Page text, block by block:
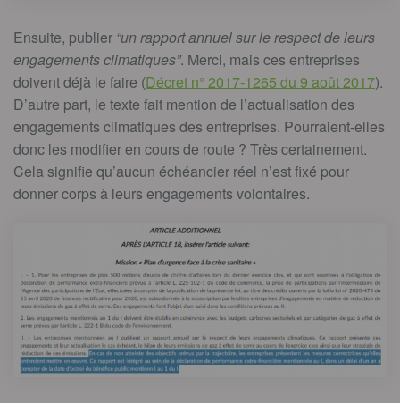
Ensuite, publier “un rapport annuel sur le respect de leurs
engagements climatiques”. Merci, mais ces entreprises
doivent déjà le faire (Décret n° 2017-1265 du 9 août 2017).
D’autre part, le texte fait mention de l’actualisation des
engagements climatiques des entreprises. Pourraient-elles
donc les modifier en cours de route ? Très certainement.
Cela signifie qu’aucun échéancier réel n’est fixé pour
donner corps à leurs engagements volontaires.